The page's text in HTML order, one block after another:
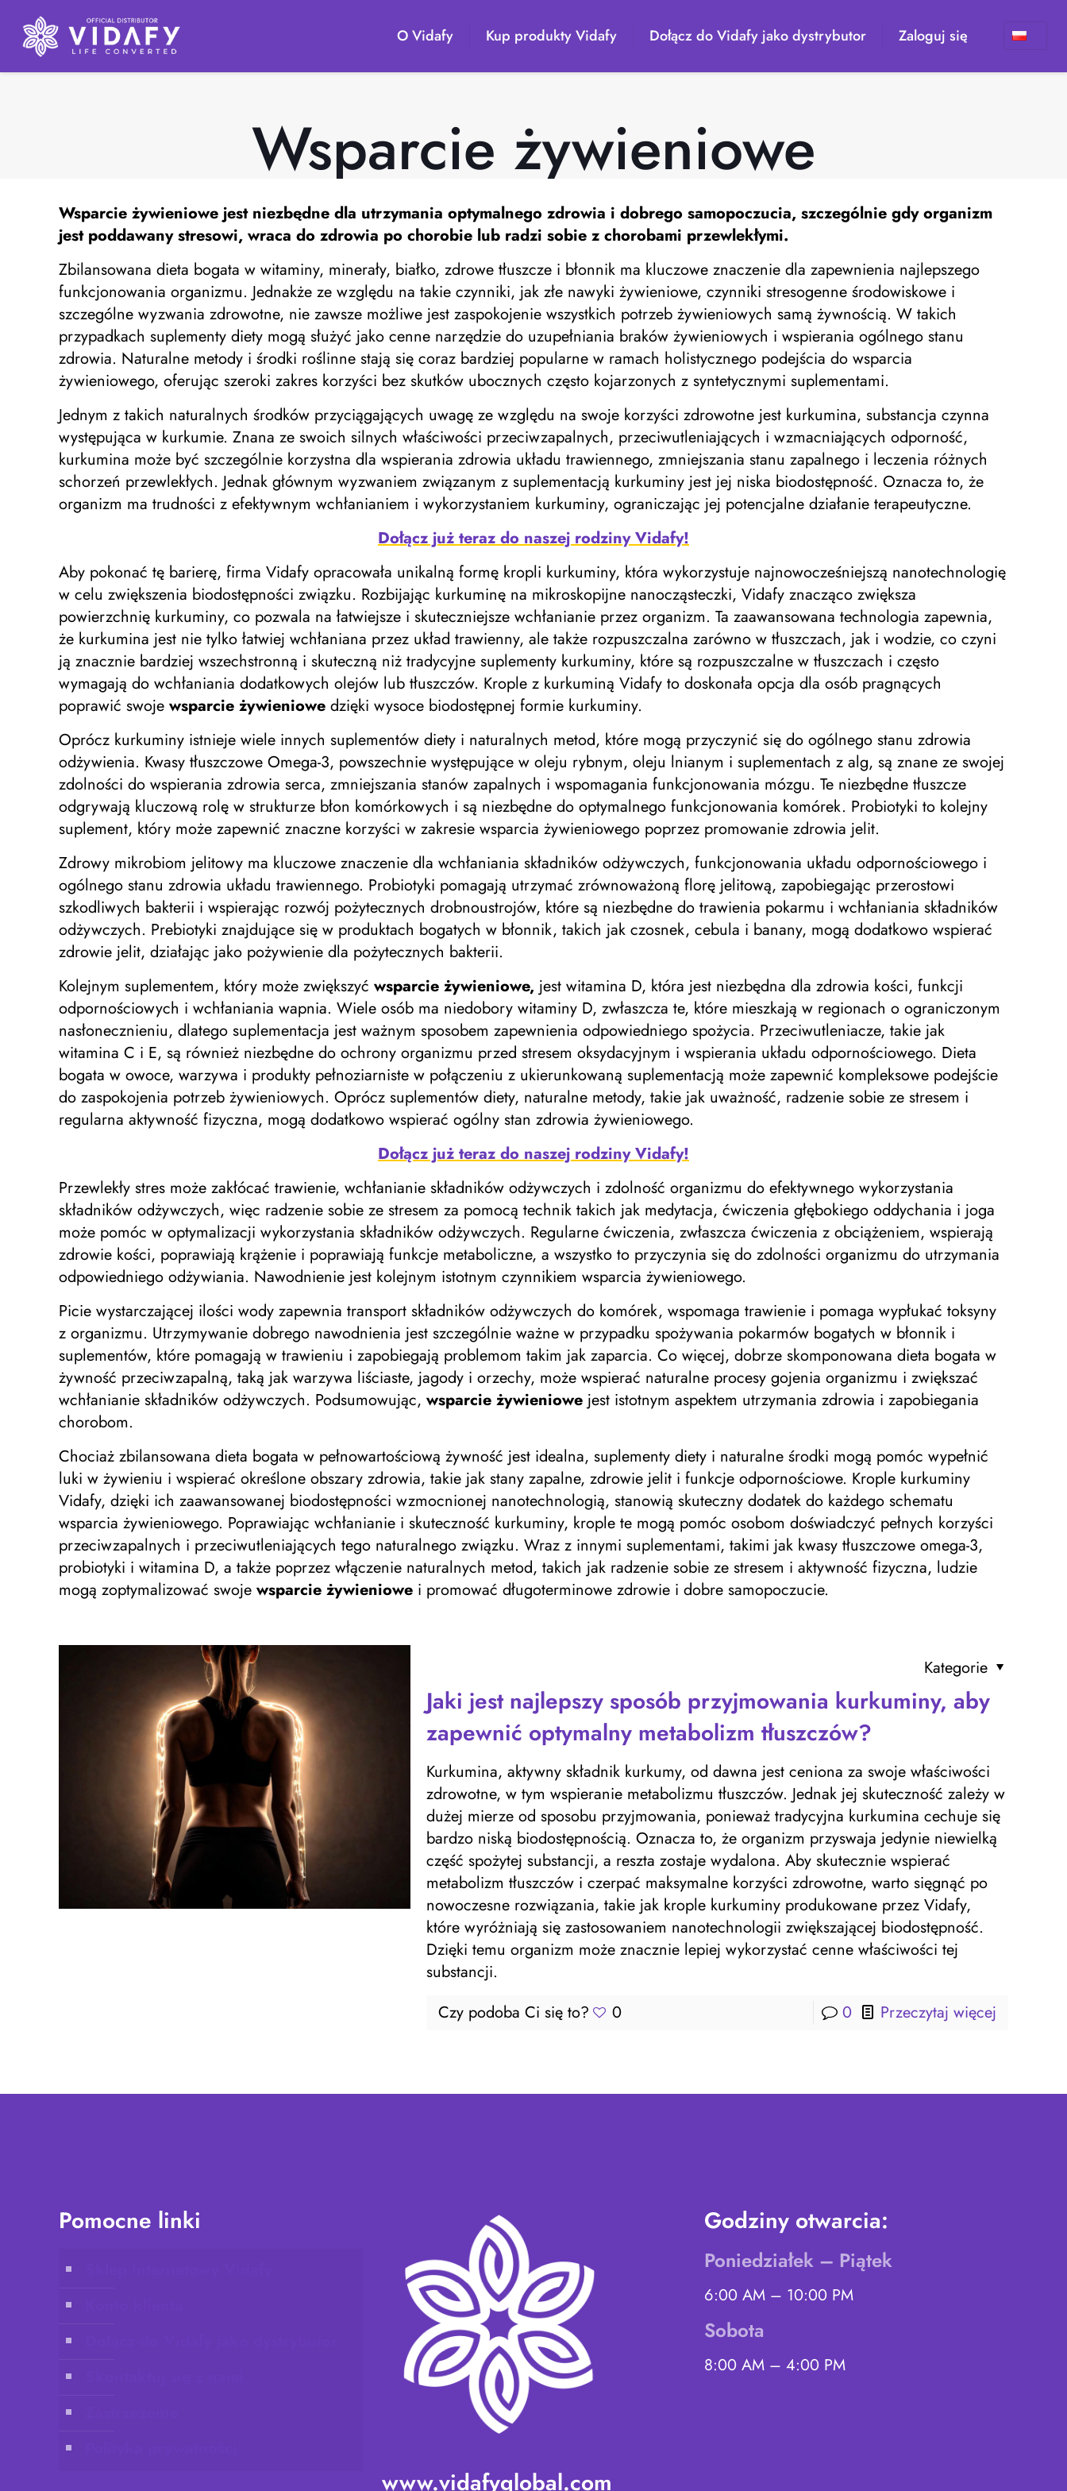
O Vidafy Kup produkty Vidafy Dołącz do Vidafy jako dystrybutor Zaloguj się
Wsparcie żywieniowe
Wsparcie żywieniowejest niezbędne dla utrzymania optymalnego zdrowia i dobrego samopoczucia, szczególnie gdy organizm
jest poddawany stresowi, wraca do zdrowia po chorobie lub radzi sobie z chorobami przewlekłymi.
Zbilansowana dieta bogata w witaminy, minerały, białko, zdrowe tłuszcze i błonnik ma kluczowe znaczenie dla zapewnienia najlepszego
funkcjonowania organizmu. Jednakże ze względu na takie czynniki, jak złe nawyki żywieniowe, czynniki stresogenne środowiskowe i
szczególne wyzwania zdrowotne, nie zawsze możliwe jest zaspokojenie wszystkich potrzeb żywieniowych samą żywnością. W takich
przypadkach suplementy diety mogą służyć jako cenne narzędzie do uzupełniania braków żywieniowych i wspierania ogólnego stanu
zdrowia. Naturalne metody i środki roślinne stają się coraz bardziej popularne w ramach holistycznego podejścia do wsparcia
żywieniowego, oferując szeroki zakres korzyści bez skutków ubocznych często kojarzonych z syntetycznymi suplementami.
Jednym z takich naturalnych środków przyciągających uwagę ze względu na swoje korzyści zdrowotne jest kurkumina, substancja czynna
występująca w kurkumie. Znana ze swoich silnych właściwości przeciwzapalnych, przeciwutleniających i wzmacniających odporność,
kurkumina może być szczególnie korzystna dla wspierania zdrowia układu trawiennego, zmniejszania stanu zapalnego i leczenia różnych
schorzeń przewlekłych. Jednak głównym wyzwaniem związanym z suplementacją kurkuminy jest jej niska biodostępność. Oznacza to, że
organizm ma trudności z efektywnym wchłanianiem i wykorzystaniem kurkuminy, ograniczając jej potencjalne działanie terapeutyczne.
Dołącz już teraz do naszej rodziny Vidafy!
Aby pokonać tę barierę, firma Vidafy opracowała unikalną formę kropli kurkuminy, która wykorzystuje najnowocześniejszą nanotechnologię
w celu zwiększenia biodostępności związku. Rozbijając kurkuminę na mikroskopijne nanocząsteczki, Vidafy znacząco zwiększa
powierzchnię kurkuminy, co pozwala na łatwiejsze i skuteczniejsze wchłanianie przez organizm. Ta zaawansowana technologia zapewnia,
że ​​kurkumina jest nie tylko łatwiej wchłaniana przez układ trawienny, ale także rozpuszczalna zarówno w tłuszczach, jak i wodzie, co czyni
ją znacznie bardziej wszechstronną i skuteczną niż tradycyjne suplementy kurkuminy, które są rozpuszczalne w tłuszczach i często
wymagają do wchłaniania dodatkowych olejów lub tłuszczów. Krople z kurkuminą Vidafy to doskonała opcja dla osób pragnących
poprawić swojewsparcie żywieniowe dzięki wysoce biodostępnej formie kurkuminy.
Oprócz kurkuminy istnieje wiele innych suplementów diety i naturalnych metod, które mogą przyczynić się do ogólnego stanu zdrowia
odżywienia. Kwasy tłuszczowe Omega-3, powszechnie występujące w oleju rybnym, oleju lnianym i suplementach z alg, są znane ze swojej
zdolności do wspierania zdrowia serca, zmniejszania stanów zapalnych i wspomagania funkcjonowania mózgu. Te niezbędne tłuszcze
odgrywają kluczową rolę w strukturze błon komórkowych i są niezbędne do optymalnego funkcjonowania komórek. Probiotyki to kolejny
suplement, który może zapewnić znaczne korzyści w zakresie wsparcia żywieniowego poprzez promowanie zdrowia jelit.
Zdrowy mikrobiom jelitowy ma kluczowe znaczenie dla wchłaniania składników odżywczych, funkcjonowania układu odpornościowego i
ogólnego stanu zdrowia układu trawiennego. Probiotyki pomagają utrzymać zrównoważoną florę jelitową, zapobiegając przerostowi
szkodliwych bakterii i wspierając rozwój pożytecznych drobnoustrojów, które są niezbędne do trawienia pokarmu i wchłaniania składników
odżywczych. Prebiotyki znajdujące się w produktach bogatych w błonnik, takich jak czosnek, cebula i banany, mogą dodatkowo wspierać
zdrowie jelit, działając jako pożywienie dla pożytecznych bakterii.
Kolejnym suplementem, który może zwiększyćwsparcie żywieniowe, jest witamina D, która jest niezbędna dla zdrowia kości, funkcji
odpornościowych i wchłaniania wapnia. Wiele osób ma niedobory witaminy D, zwłaszcza te, które mieszkają w regionach o ograniczonym
nasłonecznieniu, dlatego suplementacja jest ważnym sposobem zapewnienia odpowiedniego spożycia. Przeciwutleniacze, takie jak
witamina C i E, są również niezbędne do ochrony organizmu przed stresem oksydacyjnym i wspierania układu odpornościowego. Dieta
bogata w owoce, warzywa i produkty pełnoziarniste w połączeniu z ukierunkowaną suplementacją może zapewnić kompleksowe podejście
do zaspokojenia potrzeb żywieniowych. Oprócz suplementów diety, naturalne metody, takie jak uważność, radzenie sobie ze stresem i
regularna aktywność fizyczna, mogą dodatkowo wspierać ogólny stan zdrowia żywieniowego.
Dołącz już teraz do naszej rodziny Vidafy!
Przewlekły stres może zakłócać trawienie, wchłanianie składników odżywczych i zdolność organizmu do efektywnego wykorzystania
składników odżywczych, więc radzenie sobie ze stresem za pomocą technik takich jak medytacja, ćwiczenia głębokiego oddychania i joga
może pomóc w optymalizacji wykorzystania składników odżywczych. Regularne ćwiczenia, zwłaszcza ćwiczenia z obciążeniem, wspierają
zdrowie kości, poprawiają krążenie i poprawiają funkcje metaboliczne, a wszystko to przyczynia się do zdolności organizmu do utrzymania
odpowiedniego odżywiania. Nawodnienie jest kolejnym istotnym czynnikiem wsparcia żywieniowego.
Picie wystarczającej ilości wody zapewnia transport składników odżywczych do komórek, wspomaga trawienie i pomaga wypłukać toksyny
z organizmu. Utrzymywanie dobrego nawodnienia jest szczególnie ważne w przypadku spożywania pokarmów bogatych w błonnik i
suplementów, które pomagają w trawieniu i zapobiegają problemom takim jak zaparcia. Co więcej, dobrze skomponowana dieta bogata w
żywność przeciwzapalną, taką jak warzywa liściaste, jagody i orzechy, może wspierać naturalne procesy gojenia organizmu i zwiększać
wchłanianie składników odżywczych. Podsumowując,wsparcie żywieniowe jest istotnym aspektem utrzymania zdrowia i zapobiegania
chorobom.
Chociaż zbilansowana dieta bogata w pełnowartościową żywność jest idealna, suplementy diety i naturalne środki mogą pomóc wypełnić
luki w żywieniu i wspierać określone obszary zdrowia, takie jak stany zapalne, zdrowie jelit i funkcje odpornościowe. Krople kurkuminy
Vidafy, dzięki ich zaawansowanej biodostępności wzmocnionej nanotechnologią, stanowią skuteczny dodatek do każdego schematu
wsparcia żywieniowego. Poprawiając wchłanianie i skuteczność kurkuminy, krople te mogą pomóc osobom doświadczyć pełnych korzyści
przeciwzapalnych i przeciwutleniających tego naturalnego związku. Wraz z innymi suplementami, takimi jak kwasy tłuszczowe omega-3,
probiotyki i witamina D, a także poprzez włączenie naturalnych metod, takich jak radzenie sobie ze stresem i aktywność fizyczna, ludzie
mogą zoptymalizować swojewsparcie żywieniowe i promować długoterminowe zdrowie i dobre samopoczucie.
Kategorie
Jaki jest najlepszy sposób przyjmowania kurkuminy, aby
zapewnić optymalny metabolizm tłuszczów?
Kurkumina, aktywny składnik kurkumy, od dawna jest ceniona za swoje właściwości
zdrowotne, w tym wspieranie metabolizmu tłuszczów. Jednak jej skuteczność zależy w
dużej mierze od sposobu przyjmowania, ponieważ tradycyjna kurkumina cechuje się
bardzo niską biodostępnością. Oznacza to, że organizm przyswaja jedynie niewielką
część spożytej substancji, a reszta zostaje wydalona. Aby skutecznie wspierać
metabolizm tłuszczów i czerpać maksymalne korzyści zdrowotne, warto sięgnąć po
nowoczesne rozwiązania, takie jak krople kurkuminy produkowane przez Vidafy,
które wyróżniają się zastosowaniem nanotechnologii zwiększającej biodostępność.
Dzięki temu organizm może znacznie lepiej wykorzystać cenne właściwości tej
substancji.
Czy podoba Ci się to?
0 0 Przeczytaj więcej
Pomocne linki
www.vidafyglobal.com
Godziny otwarcia:
Poniedziałek – Piątek
6:00 AM – 10:00 PM
Sobota
8:00 AM – 4:00 PM